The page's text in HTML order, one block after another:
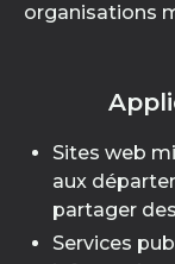
organisations
Sites web
aux
partager
Services